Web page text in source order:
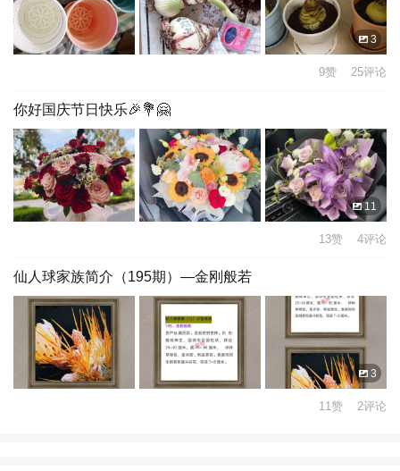
3
9赞 25评论
你好国庆节日快乐🎉💐🤗
11
13赞 4评论
仙人球家族简介（195期）—金刚般若
3
11赞 2评论